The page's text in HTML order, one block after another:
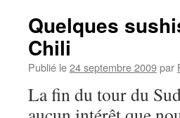
Quelques
Chili
Publié le24 septembre 2009par
La fin du tour du